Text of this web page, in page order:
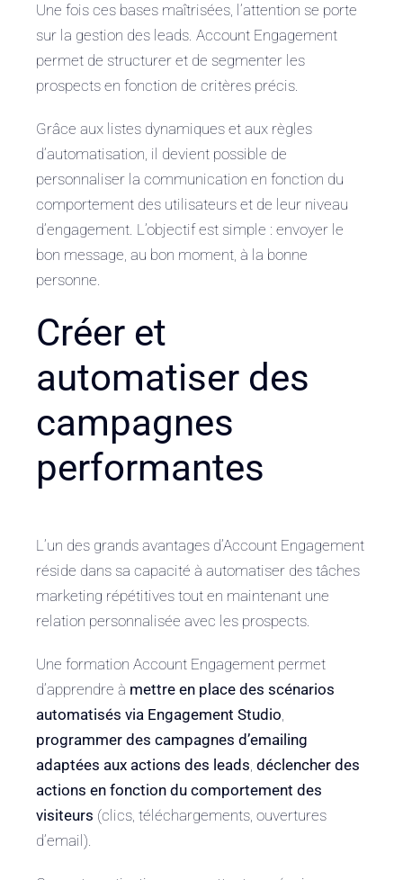
Une fois ces bases maîtrisées, l’attention se porte
sur la gestion des leads. Account Engagement
permet de structurer et de segmenter les
prospects en fonction de critères précis.
Grâce aux listes dynamiques et aux règles
d’automatisation, il devient possible de
personnaliser la communication en fonction du
comportement des utilisateurs et de leur niveau
d’engagement. L’objectif est simple : envoyer le
bon message, au bon moment, à la bonne
personne.
Créer et
automatiser des
campagnes
performantes
L’un des grands avantages d’Account Engagement
réside dans sa capacité à automatiser des tâches
marketing répétitives tout en maintenant une
relation personnalisée avec les prospects.
Une formation Account Engagement permet
d’apprendre à mettre en place des scénarios
automatisés via Engagement Studio
programmer des campagnes d’emailing
adaptées aux actions des leads déclencher des
actions en fonction du comportement des
visiteurs (clics, téléchargements, ouvertures
d’email).